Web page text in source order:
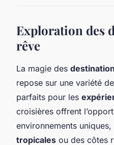
Exploration des
rêve
La magie des
repose sur une variété
parfaits pour les
croisières offrent
environnements
tropicales ou des côtes